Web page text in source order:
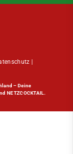
– Deine
NETZCOCKTAIL.